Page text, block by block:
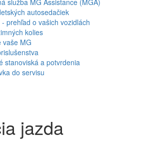
autosedačiek
prehľad o vašich vozidlách
kolies
vaše MG
stanoviská a potvrdenia
do servisu
jazda